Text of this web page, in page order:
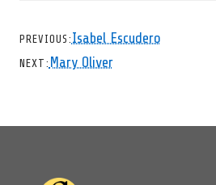
CHEVRON LEFT
PREVIOUS Isabel Escudero
NEXT CHEVRON RIGHT
Mary Oliver